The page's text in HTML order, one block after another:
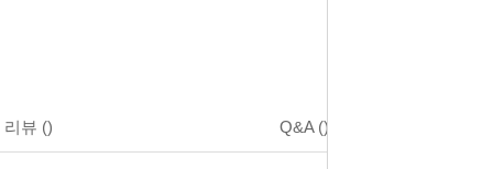
리뷰 () Q&A ()